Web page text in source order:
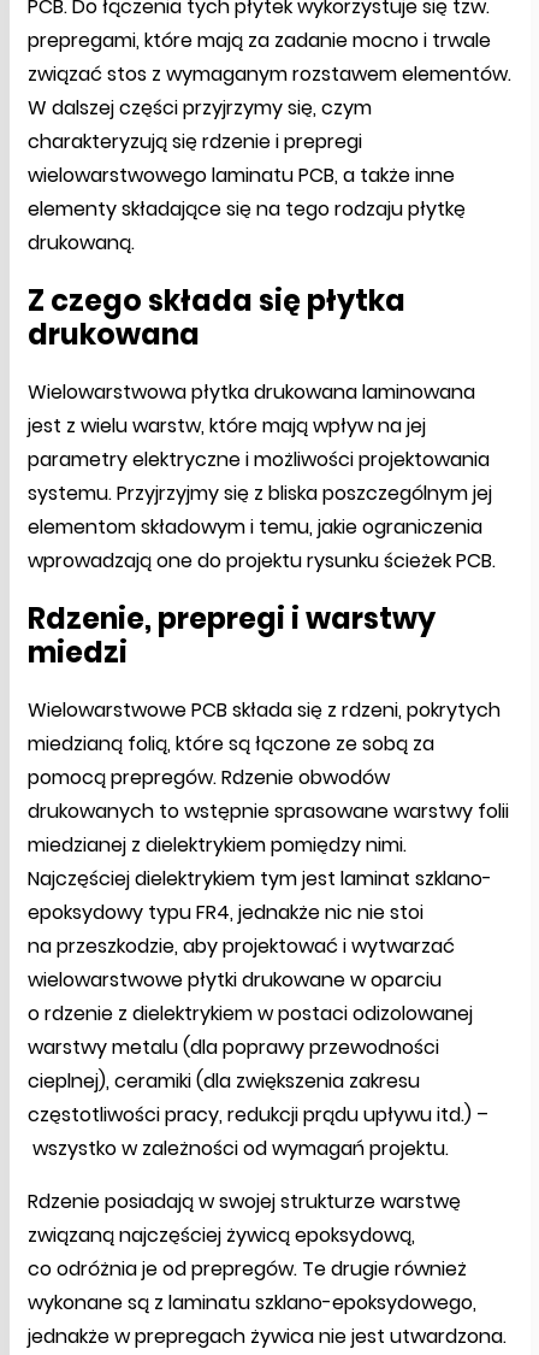
PCB. Do łączenia tych płytek wykorzystuje się tzw.
prepregami, które mają za zadanie mocno i trwale
związać stos z wymaganym rozstawem elementów.
W dalszej części przyjrzymy się, czym
charakteryzują się rdzenie i prepregi
wielowarstwowego laminatu PCB, a także inne
elementy składające się na tego rodzaju płytkę
drukowaną.
Z czego składa się płytka
drukowana
Wielowarstwowa płytka drukowana laminowana
jest z wielu warstw, które mają wpływ na jej
parametry elektryczne i możliwości projektowania
systemu. Przyjrzyjmy się z bliska poszczególnym jej
elementom składowym i temu, jakie ograniczenia
wprowadzają one do projektu rysunku ścieżek PCB.
Rdzenie, prepregi i warstwy
miedzi
Wielowarstwowe PCB składa się z rdzeni, pokrytych
miedzianą folią, które są łączone ze sobą za
pomocą prepregów. Rdzenie obwodów
drukowanych to wstępnie sprasowane warstwy folii
miedzianej z dielektrykiem pomiędzy nimi.
Najczęściej dielektrykiem tym jest laminat szklano-
epoksydowy typu FR4, jednakże nic nie stoi
na przeszkodzie, aby projektować i wytwarzać
wielowarstwowe płytki drukowane w oparciu
o rdzenie z dielektrykiem w postaci odizolowanej
warstwy metalu (dla poprawy przewodności
cieplnej), ceramiki (dla zwiększenia zakresu
częstotliwości pracy, redukcji prądu upływu itd.) –
wszystko w zależności od wymagań projektu.
Rdzenie posiadają w swojej strukturze warstwę
związaną najczęściej żywicą epoksydową,
co odróżnia je od prepregów. Te drugie również
wykonane są z laminatu szklano-epoksydowego,
jednakże w prepregach żywica nie jest utwardzona.